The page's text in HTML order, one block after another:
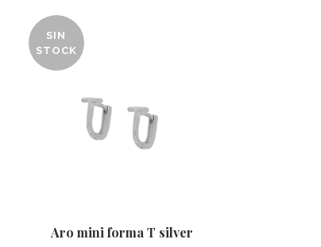
SIN
STOCK
Aro mini forma T silver